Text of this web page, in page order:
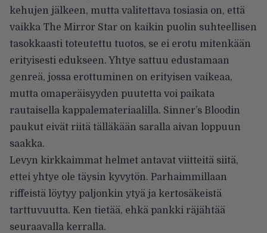
kehujen jälkeen, mutta valitettava tosiasia on, että
vaikka The Mirror Star on kaikin puolin suhteellisen
tasokkaasti toteutettu tuotos, se ei erotu mitenkään
erityisesti edukseen. Yhtye sattuu edustamaan
genreä, jossa erottuminen on erityisen vaikeaa,
mutta omaperäisyyden puutetta voi paikata
rautaisella kappalemateriaalilla. Sinner’s Bloodin
paukut eivät riitä tälläkään saralla aivan loppuun
saakka.
Levyn kirkkaimmat helmet antavat viitteitä siitä,
ettei yhtye ole täysin kyvytön. Parhaimmillaan
riffeistä löytyy paljonkin ytyä ja kertosäkeistä
tarttuvuutta. Ken tietää, ehkä pankki räjähtää
seuraavalla kerralla.